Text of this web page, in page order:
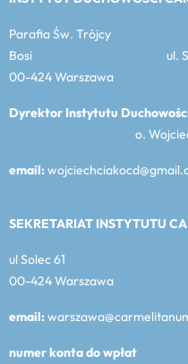
Parafia Św. Trójcy
Bosi ul.
00-424 Warszawa
Dyrektor Instytutu
o. Wojciech
email:
SEKRETARIAT INSTYTUTU
ul Solec 61
00-424 Warszawa
email:
numer konta do